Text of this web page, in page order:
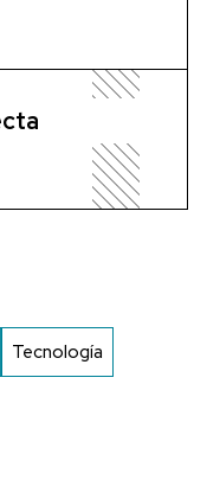
Tecnología